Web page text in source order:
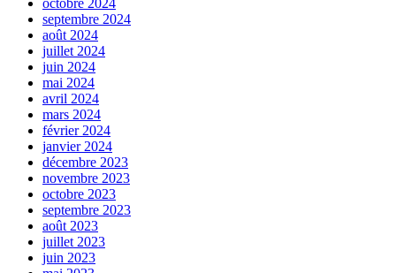
septembre 2024
août 2024
juillet 2024
juin 2024
mai 2024
avril 2024
mars 2024
février 2024
janvier 2024
décembre 2023
novembre 2023
octobre 2023
septembre 2023
août 2023
juillet 2023
juin 2023